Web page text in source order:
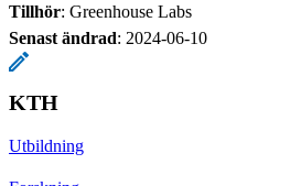
Tillhör: Greenhouse Labs
Senast ändrad: 2024-06-10
KTH
Utbildning